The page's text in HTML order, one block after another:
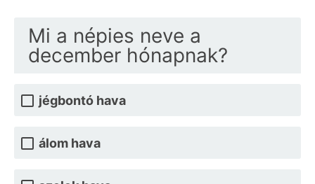
Mi a népies neve a
december hónapnak?
jégbontó hava
álom hava